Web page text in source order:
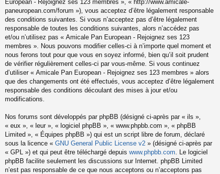
European - Rejoignez ses 123 membres », « http://www.amicale-
paneuropean.com/forum »), vous acceptez d’être légalement responsable
des conditions suivantes. Si vous n’acceptez pas d’être légalement
responsable de toutes les conditions suivantes, alors n’accédez pas
et/ou n’utilisez pas « Amicale Pan European - Rejoignez ses 123
membres ». Nous pouvons modifier celles-ci à n’importe quel moment et
nous ferons tout pour que vous en soyez informé, bien qu’il soit prudent
de vérifier régulièrement celles-ci par vous-même. Si vous continuez
d’utiliser « Amicale Pan European - Rejoignez ses 123 membres » alors
que des changements ont été effectués, vous acceptez d’être légalement
responsable des conditions découlant des mises à jour et/ou
modifications.
Nos forums sont développés par phpBB (désigné ci-après par « ils »,
« eux », « leur », « logiciel phpBB », « www.phpbb.com », « phpBB
Limited », « Équipes phpBB ») qui est un script libre de forum, déclaré
sous la licence « GNU General Public License v2 » (désigné ci-après par
« GPL ») et qui peut être téléchargé depuis www.phpbb.com . Le logiciel
phpBB facilite seulement les discussions sur Internet. phpBB Limited
n’est pas responsable de ce que nous acceptons ou n’acceptons pas